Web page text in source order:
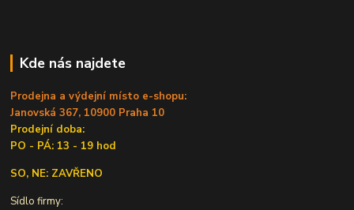
Kde nás najdete
Prodejna a výdejní místo e-shopu:
Janovská 367, 10900 Praha 10
Prodejní doba:
PO - PÁ: 13 - 19 hod
SO, NE: ZAVŘENO
Sídlo firmy: